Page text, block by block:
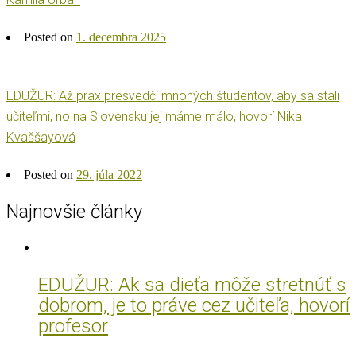
Posted on 1. decembra 2025
EDUŽUR: Až prax presvedčí mnohých študentov, aby sa stali
učiteľmi, no na Slovensku jej máme málo, hovorí Nika
Kvaššayová
Posted on 29. júla 2022
Najnovšie články
EDUŽUR: Ak sa dieťa môže stretnúť s
dobrom, je to práve cez učiteľa, hovorí
profesor